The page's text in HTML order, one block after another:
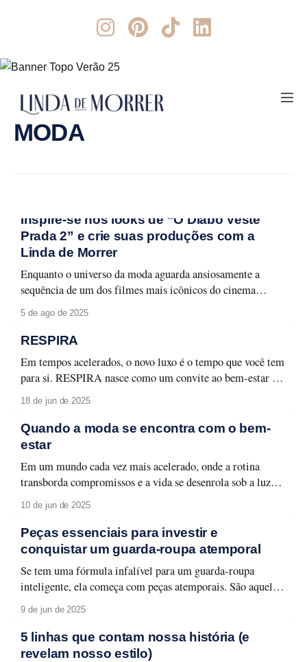
MODA
Inspire-se nos looks de “O Diabo Veste
Prada 2” e crie suas produções com a
Linda de Morrer
Enquanto o universo da moda aguarda ansiosamente a
sequência de um dos filmes mais icônicos do cinema
fashion, a Linda de Morrer já está pronta para te ajudar a
entrar no clima. “O Diabo Veste Prada 2” promete uma
nova leva de referências visuais de tirar o fôlego, e o
5 de ago de 2025
RESPIRA
Em tempos acelerados, o novo luxo é o tempo que você tem
para si. RESPIRA nasce como um convite ao bem-estar –
físico, mental e espiritual – com peças que equilibram
corpo e mente, movimento e pausa, funcionalidade e estilo.
A coleção mergulha na estética do wellness
contemporâneo: moda com conforto,
18 de jun de 2025
Quando a moda se encontra com o bem-
estar
Em um mundo cada vez mais acelerado, onde a rotina
transborda compromissos e a vida se desenrola sob a luz
azul das telas, cresce o desejo coletivo por algo mais
essencial: o bem-estar. Não à toa, o termo wellness — que
invadiu rodas de conversas entre amigos, redes sociais e
10 de jun de 2025
Peças essenciais para investir e
conquistar um guarda-roupa atemporal
Se tem uma fórmula infalível para um guarda-roupa
inteligente, ela começa com peças atemporais. São aqueles
itens curingas que, independente da estação ou da tendência
da vez, continuam firmes — e estilosos — no closet de
quem valoriza versatilidade, elegância e personalidade. Na
Linda de Morrer, acreditamos que a moda pode
9 de jun de 2025
5 linhas que contam nossa história (e
revelam nosso estilo)